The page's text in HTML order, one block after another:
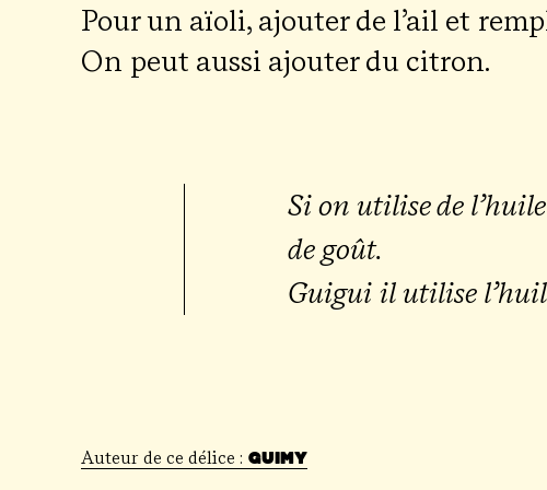
Pour un aïo­li, ajou­ter de l’ail et
On peut aus­si ajou­ter du citron.
Si on uti­lise de
de goût.
Gui­gui il uti­lise
Auteur de ce délice : Guimy